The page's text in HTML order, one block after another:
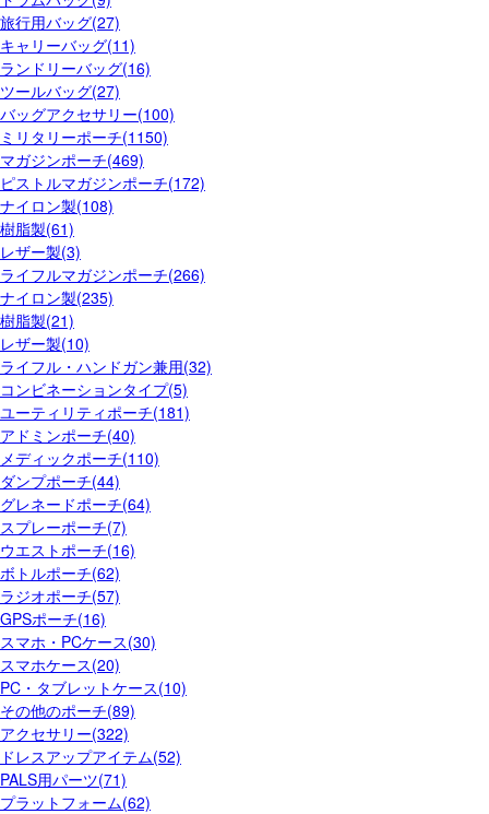
旅行用バッグ(27)
キャリーバッグ(11)
ランドリーバッグ(16)
ツールバッグ(27)
バッグアクセサリー(100)
ミリタリーポーチ(1150)
マガジンポーチ(469)
ピストルマガジンポーチ(172)
ナイロン製(108)
樹脂製(61)
レザー製(3)
ライフルマガジンポーチ(266)
ナイロン製(235)
樹脂製(21)
レザー製(10)
ライフル・ハンドガン兼用(32)
コンビネーションタイプ(5)
ユーティリティポーチ(181)
アドミンポーチ(40)
メディックポーチ(110)
ダンプポーチ(44)
グレネードポーチ(64)
スプレーポーチ(7)
ウエストポーチ(16)
ボトルポーチ(62)
ラジオポーチ(57)
GPSポーチ(16)
スマホ・PCケース(30)
スマホケース(20)
PC・タブレットケース(10)
その他のポーチ(89)
アクセサリー(322)
ドレスアップアイテム(52)
PALS用パーツ(71)
プラットフォーム(62)